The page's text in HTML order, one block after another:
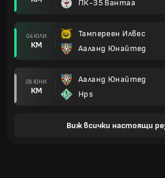
ПК-35 Вантаа
04 ЮЛИ
КМ
Тампереен Илвес
Ааланд Юнайтед
28 ЮНИ
КМ
Ааланд Юнайтед
Hps
Виж всички настоящи